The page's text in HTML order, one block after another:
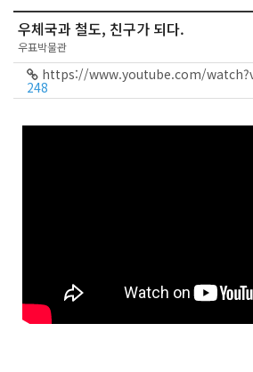
우체국과 철도, 친구가 되다.
우표박물관
https://www.youtube.com/
248